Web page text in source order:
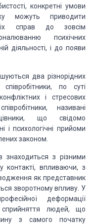
конкретні умови
можуть приводити
справ до зовсім
психічних
діяльності, і до появи
два різнорідних
співробітники, по суті
і стресових
називані
що свідомо
і психологічні прийоми
законом.
знаходиться з різними
контакті, впливаючи, з
як представник
зворотному впливу. У
деформації
людей, що
з самого початку